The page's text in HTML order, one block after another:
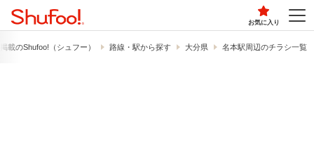
お気に入り
載の​Shufoo!​（シュフー） 路線・駅から探す 大分県 名本駅周辺のチラシ一覧